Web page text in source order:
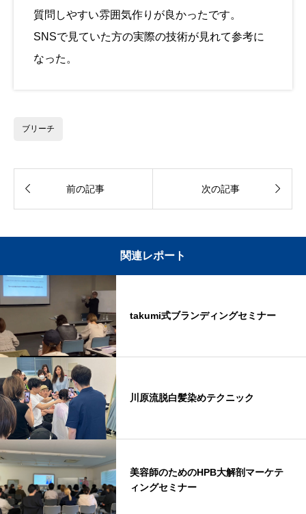
質問しやすい雰囲気作りが良かったです。
SNSで見ていた方の実際の技術が見れて参考に
なった。
ブリーチ
 前の記事 次の記事 
関連レポート
takumi式ブランディングセミナー
川原流脱白髪染めテクニック
美容師のためのHPB大解剖マーケテ
ィングセミナー